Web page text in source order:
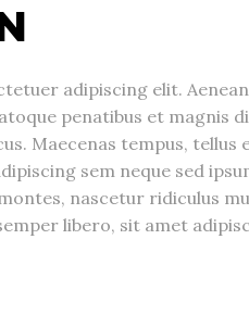
adipiscing elit.
penatibus et magnis
Maecenas tempus,
sem neque sed
nascetur ridiculus
libero, sit amet